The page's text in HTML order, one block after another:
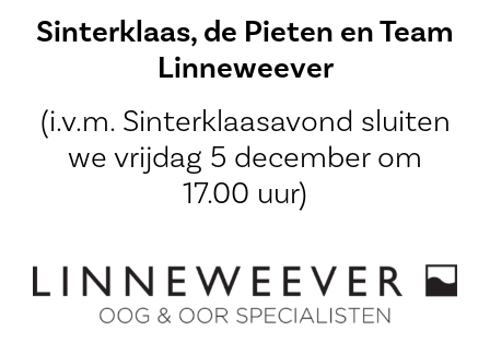
Sinterklaas, de Pieten en Team
Linneweever
(i.v.m. Sinterklaasavond sluiten
we vrijdag 5 december om
17.00 uur)